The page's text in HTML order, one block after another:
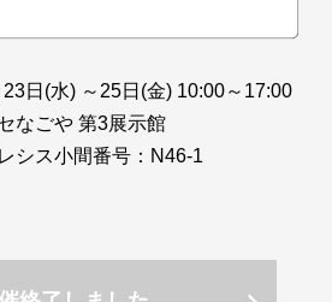
日(水) ～25日(金) 10:00～17:00
なごや 第3展示館
シス小間番号：N46-1